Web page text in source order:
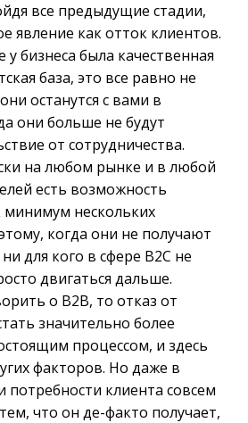
все предыдущие стадии,
явление как отток клиентов.
бизнеса была качественная
база, это все равно не
останутся с вами в
они больше не будут
от сотрудничества.
на любом рынке и в любой
есть возможность
минимум нескольких
когда они не получают
для кого в сфере B2C не
двигаться дальше.
о B2B, то отказ от
значительно более
процессом, и здесь
факторов. Но даже в
потребности клиента совсем
что он де-факто получает,